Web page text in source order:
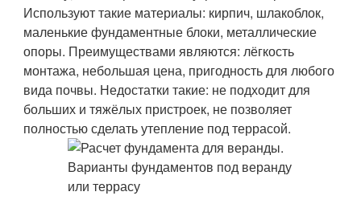
Используют такие материалы: кирпич, шлакоблок,
маленькие фундаментные блоки, металлические
опоры. Преимуществами являются: лёгкость
монтажа, небольшая цена, пригодность для любого
вида почвы. Недостатки такие: не подходит для
больших и тяжёлых пристроек, не позволяет
полностью сделать утепление под террасой.